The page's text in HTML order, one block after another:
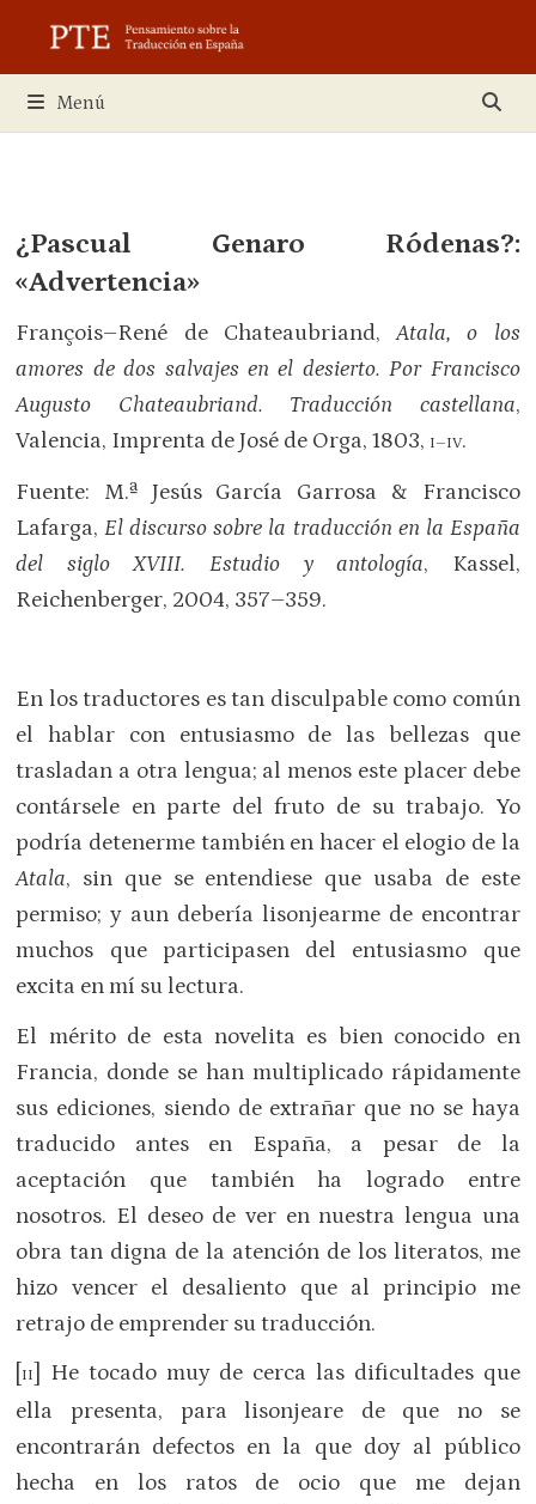
contenido
Menú
¿Pascual Genaro Ródenas?:
«Advertencia»
François–René de Chateaubriand,Atala, o los
amores de dos salvajes en el desierto. Por Francisco
Augusto Chateaubriand. Traducción castellana,
Valencia, Imprenta de José de Orga, 1803, I–IV.
Fuente: M.ª Jesús García Garrosa & Francisco
Lafarga,El discurso sobre la traducción en la España
del siglo XVIII. Estudio y antología, Kassel,
Reichenberger, 2004, 357–359.
En los traductores es tan disculpable como común
el hablar con entusiasmo de las bellezas que
trasladan a otra lengua; al menos este placer debe
contársele en parte del fruto de su trabajo. Yo
podría detenerme también en hacer el elogio de la
Atala, sin que se entendiese que usaba de este
permiso; y aun debería lisonjearme de encontrar
muchos que participasen del entusiasmo que
excita en mí su lectura.
El mérito de esta novelita es bien conocido en
Francia, donde se han multiplicado rápidamente
sus ediciones, siendo de extrañar que no se haya
traducido antes en España, a pesar de la
aceptación que también ha logrado entre
nosotros. El deseo de ver en nuestra lengua una
obra tan digna de la atención de los literatos, me
hizo vencer el desaliento que al principio me
retrajo de emprender su traducción.
II
] He tocado muy de cerca las dificultades que
ella presenta, para lisonjeare de que no se
encontrarán defectos en la que doy al público
hecha en los ratos de ocio que me dejan